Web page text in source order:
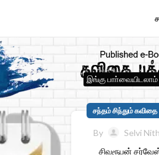
இங்கு பாா்வையிடலாம்
சந்தம் சிந்தும் கவிதை
By Selvi
சிவரூபன்